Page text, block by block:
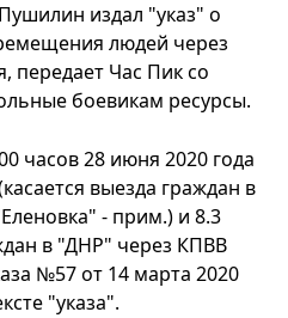
издал "указ" о
людей через
передает Час Пик со
боевикам ресурсы.
часов 28 июня 2020 года
выезда граждан в
- прим.) и 8.3
в "ДНР" через КПВВ
№57 от 14 марта 2020
"указа".